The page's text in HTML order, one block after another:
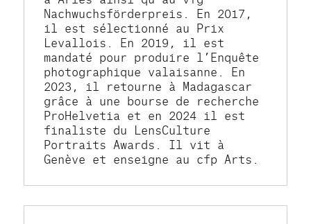
Nachwuchsförderpreis. En 2017,
il est sélectionné au Prix
Levallois. En 2019, il est
mandaté pour produire l’Enquête
photographique valaisanne. En
2023, il retourne à Madagascar
grâce à une bourse de recherche
ProHelvetia et en 2024 il est
finaliste du LensCulture
Portraits Awards. Il vit à
Genève et enseigne au cfp Arts.